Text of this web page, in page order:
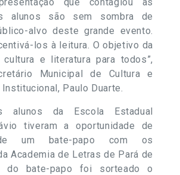
alunos são sem sombra de
alvo deste grande evento.
los à leitura. O objetivo da
e literatura para todos”,
Municipal de Cultura e
Paulo Duarte.
da Escola Estadual
tiveram a oportunidade de
um bate-papo com os
Academia de Letras de Pará de
do bate-papo foi sorteado o